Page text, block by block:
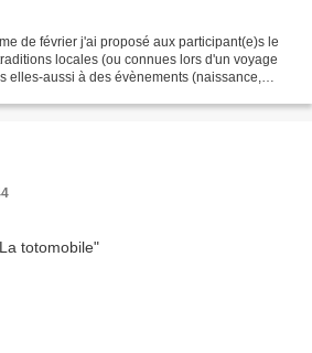
de février j'ai proposé aux participant(e)s le
locales (ou connues lors d'un voyage
elles-aussi à des évènements (naissance,